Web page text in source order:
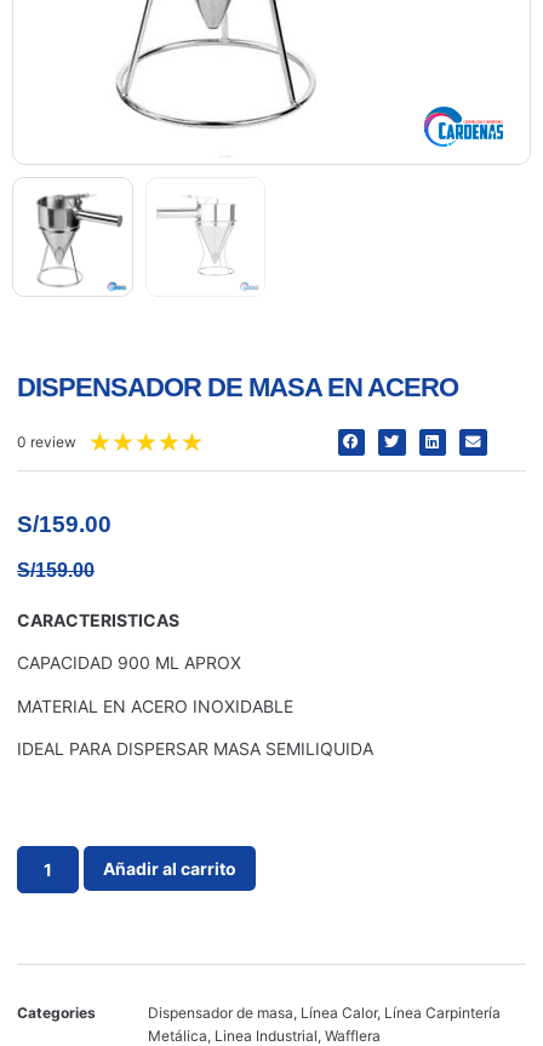
DISPENSADOR DE MASA EN ACERO
0 review ★★★★★
S/159.00
S/159.00
CARACTERISTICAS
CAPACIDAD 900 ML APROX
MATERIAL EN ACERO INOXIDABLE
IDEAL PARA DISPERSAR MASA SEMILIQUIDA
Añadir al carrito
Categories Dispensador de masa, Línea Calor, Línea Carpintería
Metálica, Linea Industrial, Wafflera